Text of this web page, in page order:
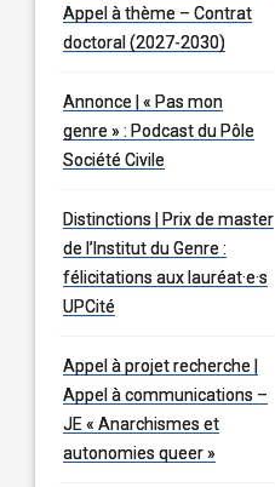
Appel à thème – Contrat
doctoral (2027-2030)
Annonce | « Pas mon
genre » : Podcast du Pôle
Société Civile
Distinctions | Prix de master
de l’Institut du Genre :
félicitations aux lauréat·e·s
UPCité
Appel à projet recherche |
Appel à communications –
JE « Anarchismes et
autonomies queer »